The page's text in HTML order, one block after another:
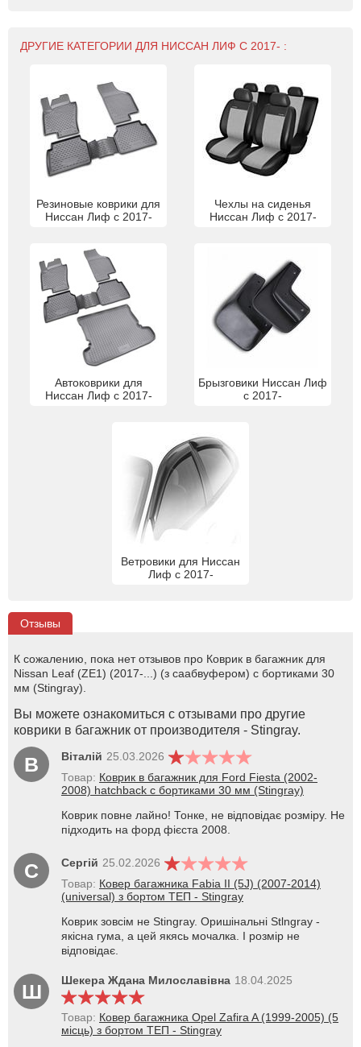
ДРУГИЕ КАТЕГОРИИ ДЛЯ НИССАН ЛИФ С 2017- :
Резиновые коврики для
Ниссан Лиф с 2017-
Чехлы на сиденья
Ниссан Лиф с 2017-
Автоковрики для
Ниссан Лиф с 2017-
Брызговики Ниссан Лиф
с 2017-
Ветровики для Ниссан
Лиф с 2017-
Отзывы
К сожалению, пока нет отзывов про Коврик в багажник для
Nissan Leaf (ZE1) (2017-...) (з саабвуфером) с бортиками 30
мм (Stingray).
Вы можете ознакомиться с отзывами про другие
коврики в багажник от производителя - Stingray.
В Віталій 25.03.2026
Товар: Коврик в багажник для Ford Fiesta (2002-
2008) hatchback с бортиками 30 мм (Stingray)
Коврик повне лайно! Тонке, не відповідає розміру. Не
підходить на форд фієста 2008.
С Сергій 25.02.2026
Товар: Ковер багажника Fabia II (5J) (2007-2014)
(universal) з бортом ТЕП - Stingray
Коврик зовсім не Stingray. Оришінальні Stlngray -
якісна гума, а цей якясь мочалка. І розмір не
відповідає.
Ш Шекера Ждана Милославівна 18.04.2025
Товар: Ковер багажника Opel Zafira A (1999-2005) (5
місць) з бортом ТЕП - Stingray